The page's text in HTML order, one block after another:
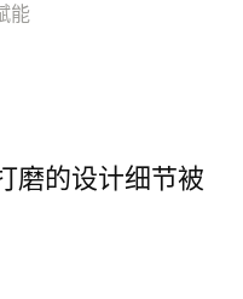
能
磨的设计细节被